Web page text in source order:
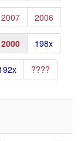
2007 2006
2000 198x
????